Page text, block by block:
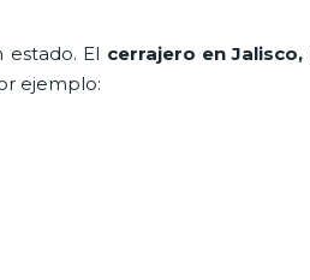
El cerrajero en Jalisco,
ejemplo: